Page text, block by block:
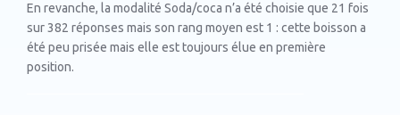
En revanche, la modalité Soda/coca n’a été choisie que 21 fois
sur 382 réponses mais son rang moyen est 1 : cette boisson a
été peu prisée mais elle est toujours élue en première
position.